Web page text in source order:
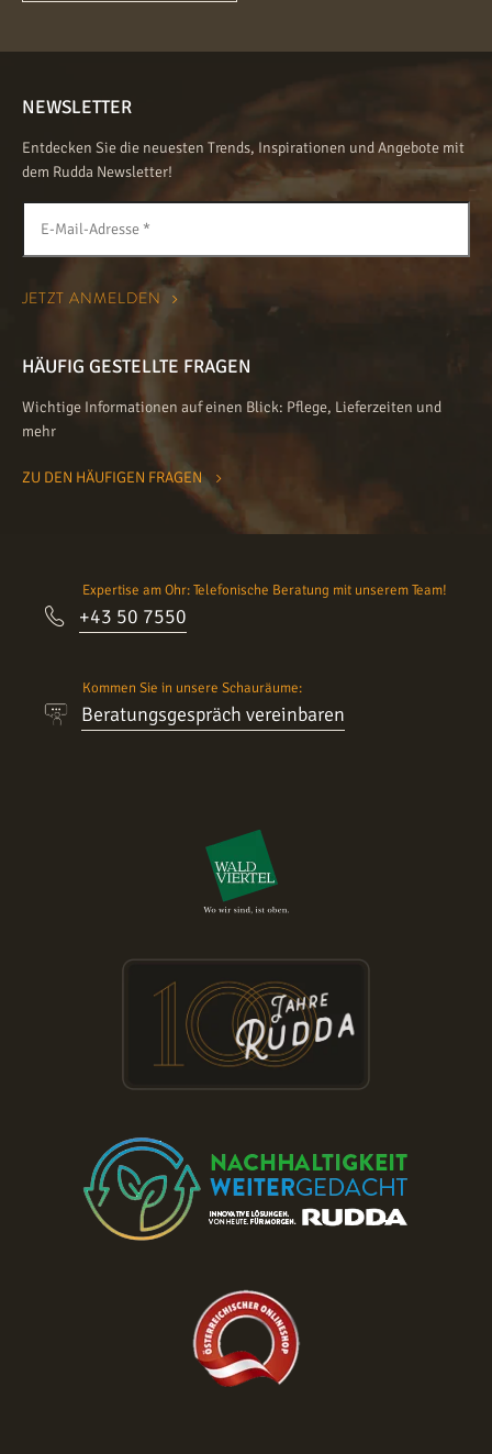
NEWSLETTER
Entdecken Sie die neuesten Trends, Inspirationen und Angebote mit
dem Rudda Newsletter!
HÄUFIG GESTELLTE FRAGEN
Wichtige Informationen auf einen Blick: Pflege, Lieferzeiten und
mehr
ZU DEN HÄUFIGEN FRAGEN
Expertise am Ohr: Telefonische Beratung mit unserem Team!
+43 50 7550
Kommen Sie in unsere Schauräume:
Beratungsgespräch vereinbaren